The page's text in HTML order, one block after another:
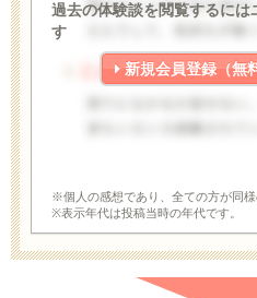
過去の体験談を閲覧するに
す
新規会員登録（無料
※個人の感想であり、全ての方が同様
※表示年代は投稿当時の年代です。